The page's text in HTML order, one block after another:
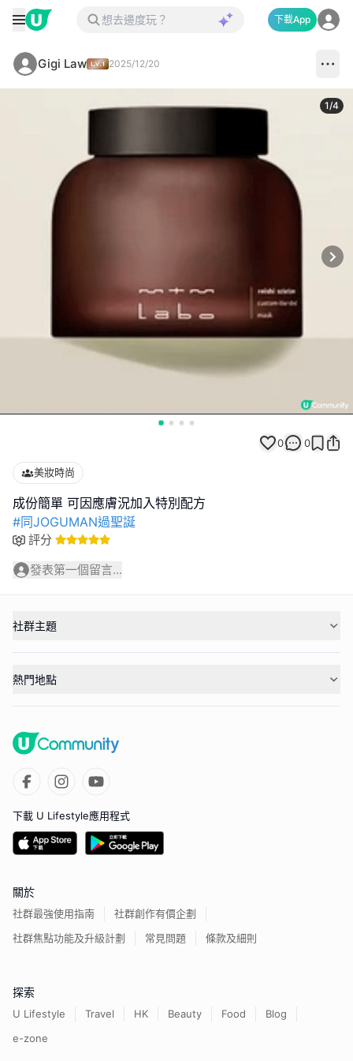
下載App
Gigi Law 2025/12/20
1/4
0 0
美妝時尚
#同JOGUMAN過聖誕
評分
發表第一個留言...
社群主題
熱門地點
下載 U Lifestyle應用程式
關於
社群最強使用指南
社群創作有價企劃
社群焦點功能及升級計劃
常見問題 條款及細則
探索
U Lifestyle Travel HK Beauty Food
Blog
e-zone